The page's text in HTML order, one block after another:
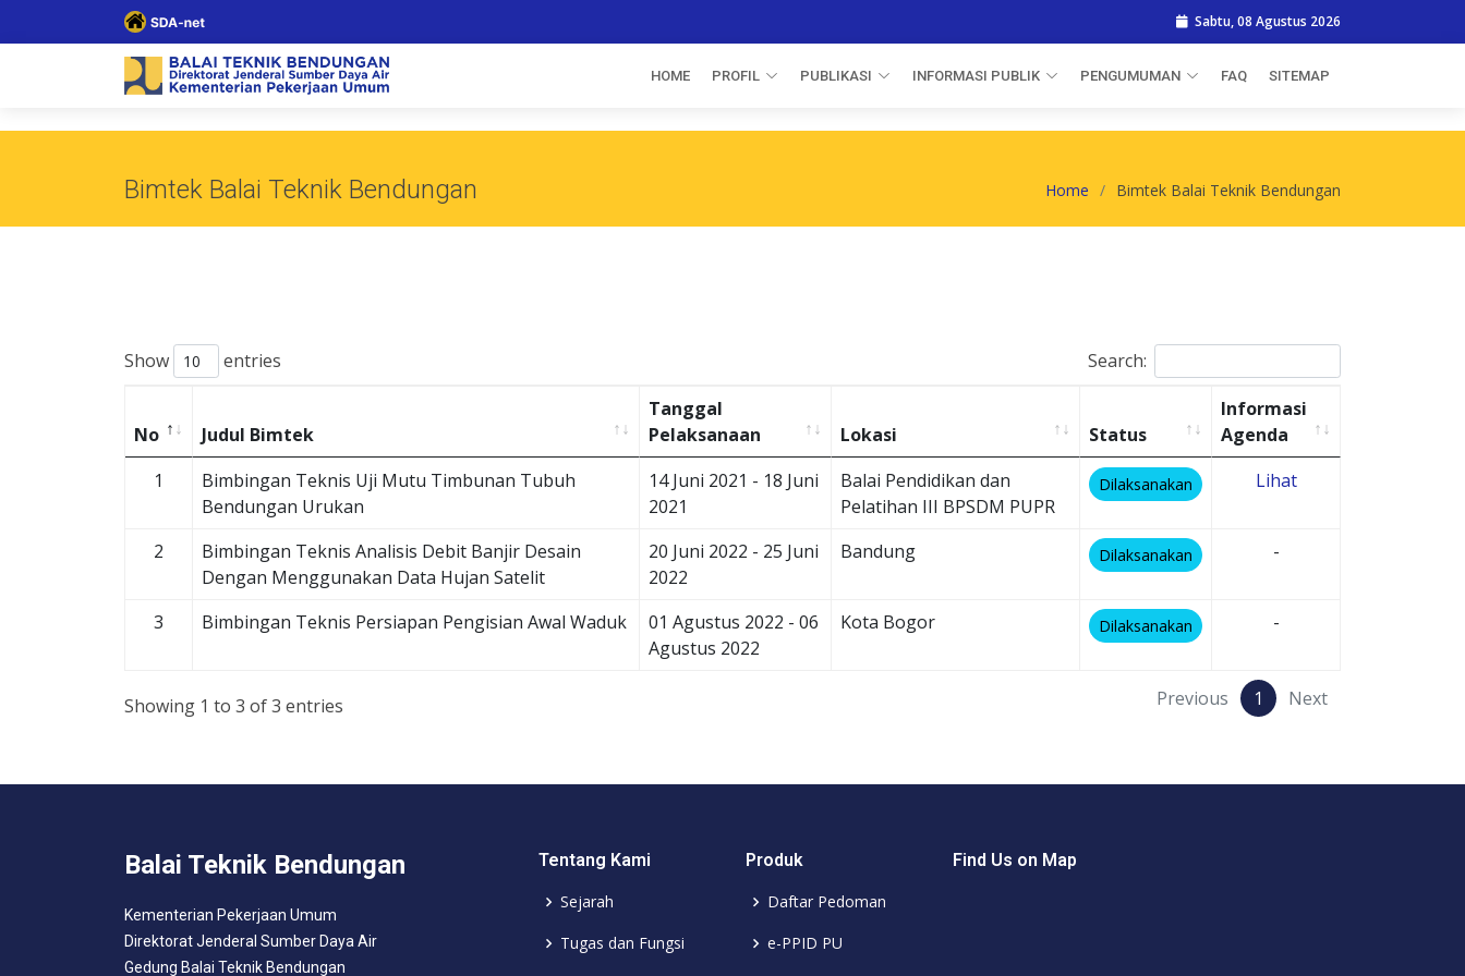
Sabtu, 08 Agustus 2026
HOME PROFIL PUBLIKASI INFORMASI PUBLIK PENGUMUMAN FAQ SITEMAP
Bimtek Balai Teknik Bendungan Home Bimtek Balai Teknik Bendungan
Show entries Search:
No Judul Bimtek
Tanggal
Pelaksanaan
Lokasi Status
Informasi
Agenda
1
Bimbingan Teknis Uji Mutu Timbunan Tubuh
Bendungan Urukan
14 Juni 2021 - 18 Juni
2021
Balai Pendidikan dan
Pelatihan III BPSDM PUPR
Dilaksanakan Lihat
2
Bimbingan Teknis Analisis Debit Banjir Desain
Dengan Menggunakan Data Hujan Satelit
20 Juni 2022 - 25 Juni
2022
Bandung Dilaksanakan -
3 Bimbingan Teknis Persiapan Pengisian Awal Waduk
01 Agustus 2022 - 06
Agustus 2022
Kota Bogor Dilaksanakan -
Showing 1 to 3 of 3 entries Previous 1 Next
Balai Teknik Bendungan
Kementerian Pekerjaan Umum
Direktorat Jenderal Sumber Daya Air
Gedung Balai Teknik Bendungan
Tentang Kami
Sejarah
Tugas dan Fungsi
Produk
Daftar Pedoman
e-PPID PU
Find Us on Map